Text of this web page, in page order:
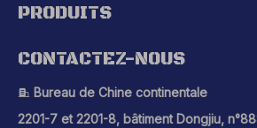
PRODUITS
CONTACTEZ-NOUS
 Bureau de Chine continentale
2201-7 et 2201-8, bâtiment Dongjiu,